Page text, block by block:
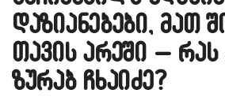
დაზიანებები, მათ
თავის არეში – რას
ზურაბ ჩხაიძე?